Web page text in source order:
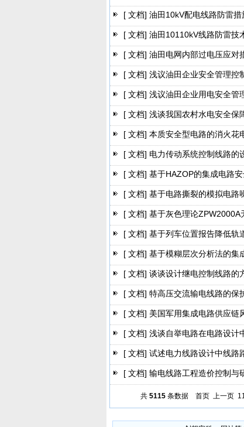
[ 文档] 油田10kV配电线路防雷措
[ 文档] 油田10110kV线路防雷技
[ 文档] 油田电网内部过电压应对
[ 文档] 浅议油田企业安全管理控
[ 文档] 浅议油田企业用电安全管
[ 文档] 浅谈我国农村水电安全保
[ 文档] 本质安全型电路的消火花
[ 文档] 电力传动系统控制线路的
[ 文档] 基于HAZOP的集成电路
[ 文档] 基于电路撕裂的模拟电路
[ 文档] 基于灰色理论ZPW2000A
[ 文档] 基于列车位置报告降低轨
[ 文档] 基于模糊层次分析法的集
[ 文档] 谈谈设计继电控制线路的
[ 文档] 特高压交流输电线路的保
[ 文档] 美国军用集成电路供应链
[ 文档] 浅谈自举电路在电路设计
[ 文档] 试述电力线路设计中线路
[ 文档] 输电线路工程造价控制与
共 5115条数据 首页 上一页